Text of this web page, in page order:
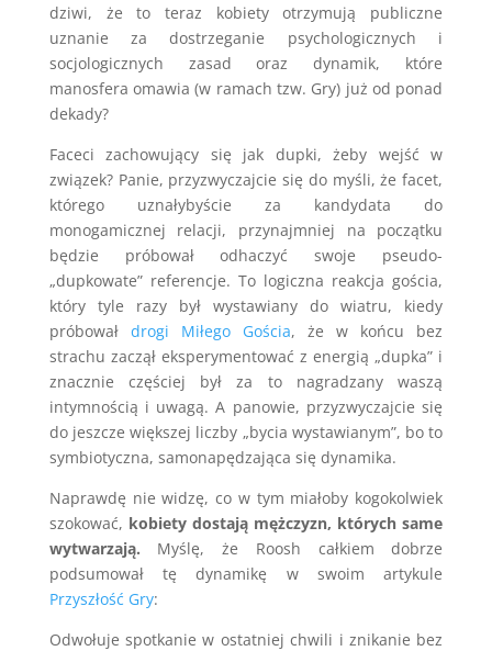
dziwi, że to teraz kobiety otrzymują publiczne
uznanie za dostrzeganie psychologicznych i
socjologicznych zasad oraz dynamik, które
manosfera omawia (w ramach tzw. Gry) już od ponad
dekady?
Faceci zachowujący się jak dupki, żeby wejść w
związek? Panie, przyzwyczajcie się do myśli, że facet,
którego uznałybyście za kandydata do
monogamicznej relacji, przynajmniej na początku
będzie próbował odhaczyć swoje pseudo-
„dupkowate” referencje. To logiczna reakcja gościa,
który tyle razy był wystawiany do wiatru, kiedy
próbował drogi Miłego Gościa, że w końcu bez
strachu zaczął eksperymentować z energią „dupka” i
znacznie częściej był za to nagradzany waszą
intymnością i uwagą. A panowie, przyzwyczajcie się
do jeszcze większej liczby „bycia wystawianym”, bo to
symbiotyczna, samonapędzająca się dynamika.
Naprawdę nie widzę, co w tym miałoby kogokolwiek
szokować, kobiety dostają mężczyzn, których same
wytwarzają. Myślę, że Roosh całkiem dobrze
podsumował tę dynamikę w swoim artykule
Przyszłość Gry:
Odwołuje spotkanie w ostatniej chwili i znikanie bez